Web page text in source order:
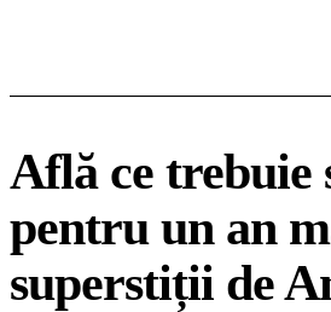
Află ce trebuie
pentru un an
superstiții de